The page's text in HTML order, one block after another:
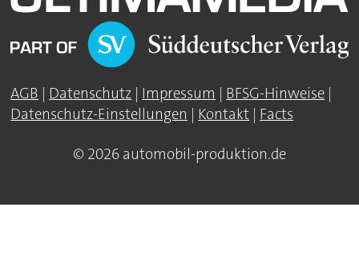
AGB | Datenschutz | Impressum | BFSG-Hinweise |
Datenschutz-Einstellungen | Kontakt | Facts
© 2026 automobil-produktion.de